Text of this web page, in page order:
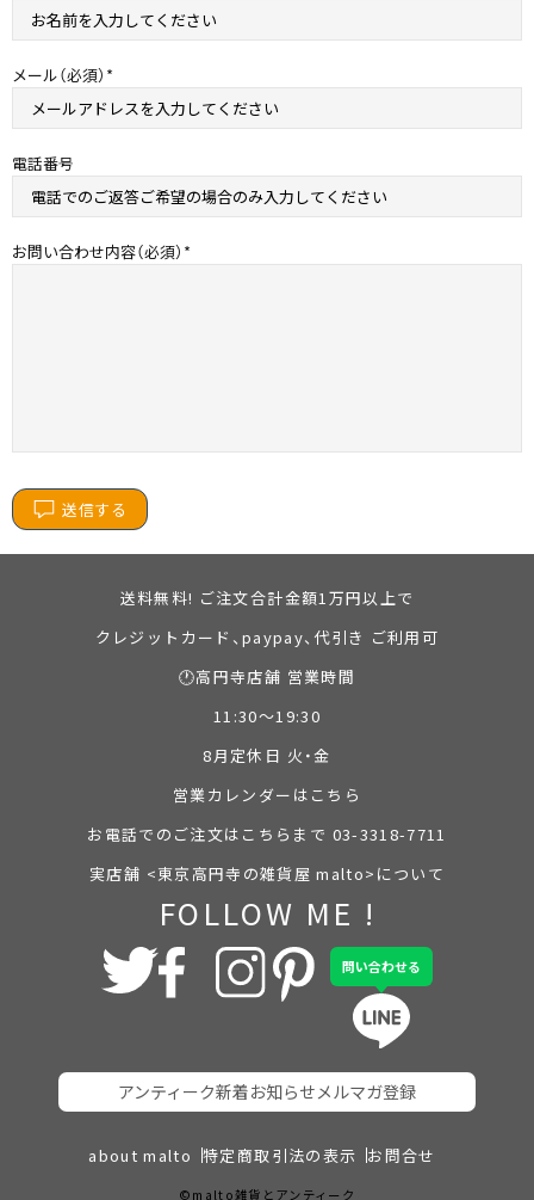
メール（必須）
電話番号
お問い合わせ内容（必須）
送信する
送料無料! ご注文合計金額1万円以上で
クレジットカード、paypay、代引き ご利用可
🕐高円寺店舗 営業時間
11:30～19:30
8月定休日 火・金
営業カレンダーはこちら
お電話でのご注文はこちらまで 03-3318-7711
実店舗 <東京高円寺の雑貨屋 malto>について
FOLLOW ME !
問い合わせる
アンティーク新着お知らせメルマガ登録
about malto 特定商取引法の表示 お問合せ
©malto雑貨とアンティーク